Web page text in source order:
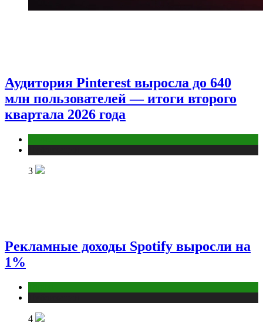
Аудитория Pinterest выросла до 640
млн пользователей — итоги второго
квартала 2026 года
3
Рекламные доходы Spotify выросли на
1%
4